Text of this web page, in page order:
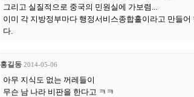
그리고 실질적으로 중국의 민원실에 가보렴...
이미 각 지방정부마다 행정서비스종합홀이라고 만들
다.
홍길동 2014-05-06
아무 지식도 없는 꺼레들이
무슨 남 나라 비판을 한다고 ㅋㅋ